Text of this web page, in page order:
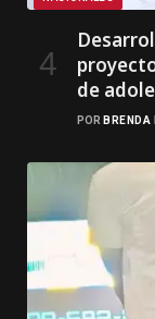
de
POR BRENDA